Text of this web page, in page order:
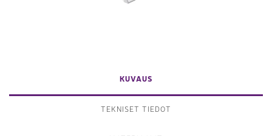
KUVAUS
TEKNISET TIEDOT